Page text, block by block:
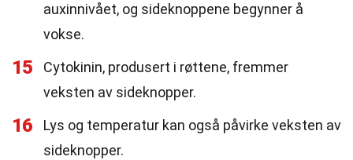
auxinnivået, og sideknoppene begynner å
vokse.
15
Cytokinin, produsert i røttene, fremmer
veksten av sideknopper.
16
Lys og temperatur kan også påvirke veksten av
sideknopper.